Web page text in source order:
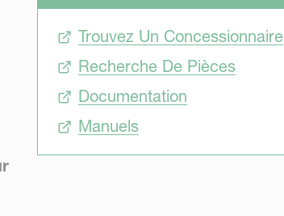
Trouvez Un Concessionnaire
Recherche De Pièces
Documentation
Manuels